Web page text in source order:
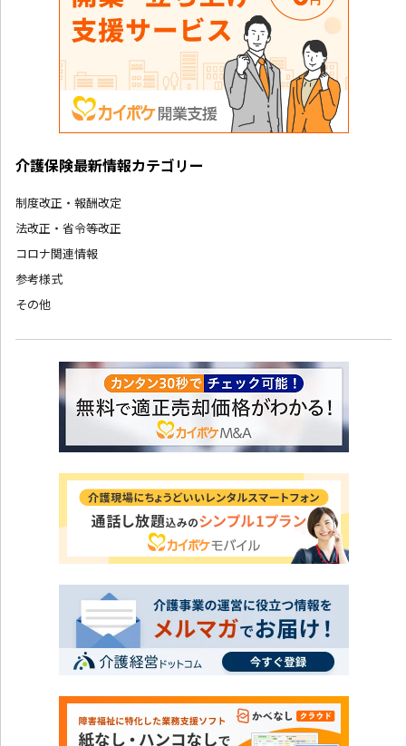
介護保険最新情報カテゴリー
制度改正・報酬改定
法改正・省令等改正
コロナ関連情報
参考様式
その他